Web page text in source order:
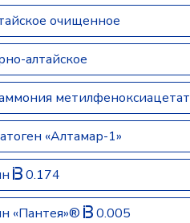
очищенное
алтайское
метилфеноксиацетат
«Алтамар-1»
0.174
«Пантея»® 0.005